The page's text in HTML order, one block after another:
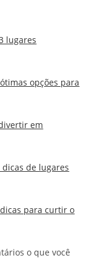
lugares
opções para
em
de lugares
para curtir o
o que você